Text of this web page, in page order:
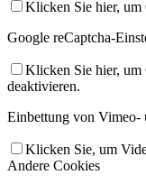
Klicken Sie hier, um
Google reCaptcha-
Klicken Sie hier, um
deaktivieren.
Einbettung von Vimeo-
Klicken Sie, um
Andere Cookies